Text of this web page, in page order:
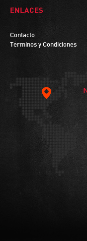
ENLACES
Contacto
Términos y Condiciones